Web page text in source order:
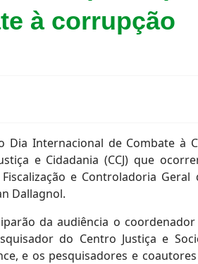
à corrupção
Dia Internacional de Combate à
e Cidadania (CCJ) que
Fiscalização e Controladoria
Dallagnol.
da audiência o
do Centro Justiça e
e os pesquisadores e